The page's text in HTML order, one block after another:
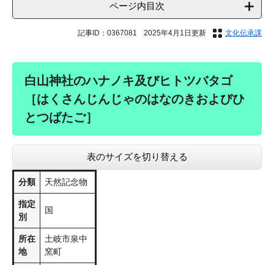
ページ内目次
記事ID：0367081 2025年4月1日更新 文化伝承課
白山神社のハナノキ及びヒトツバタゴ
［はくさんじんじゃのはなのきおよびひ
とつばたご​​​​​］
表のサイズを切り替える
分類 ​​天然記念物
指定
別
国
所在
地
土岐市泉中
窯町